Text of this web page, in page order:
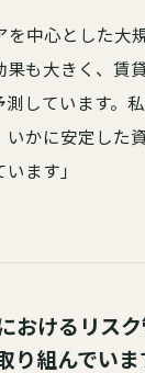
中心とした大
果も大きく、賃
測しています。
いかに安定した
ます」
おけるリス
り組んでいま